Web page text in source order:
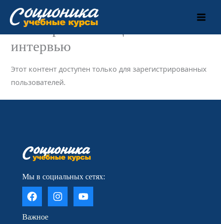
Перейти
содержимому
8. Завершение соционического
интервью
Этот контент доступен только для зарегистрированных
пользователей.
Мы в социальных сетях:
Важное